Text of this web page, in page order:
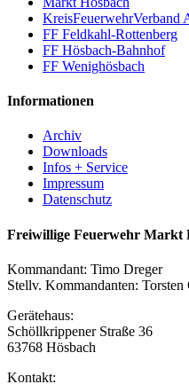
KreisFeuerwehrVerband
FF Feldkahl-Rottenberg
FF Hösbach-Bahnhof
FF Wenighösbach
Informationen
Archiv
Downloads
Infos + Service
Impressum
Datenschutz
Freiwillige Feuerwehr Markt
Kommandant: Timo Dreger
Stellv. Kommandanten:
Gerätehaus:
Schöllkrippener Straße 36
63768 Hösbach
Kontakt: